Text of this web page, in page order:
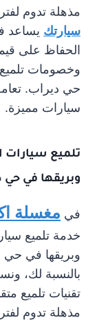
مذهلة تدوم
سيارتك يساعد
الحفاظ على
وخصومات
حي ديراب.
سيارات مميزة.
تلميع سيارات
وبريقها في حي
في مغسلة
خدمة تلميع
وبريقها في حي
بالنسبة لك،
تقنيات تلميع
مذهلة تدوم